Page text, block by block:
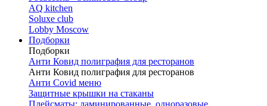
AQ kitchen
Soluxe club
Lobby Moscow
Подборки
Подборки
Анти Ковид полиграфия для ресторанов
Анти Ковид полиграфия для ресторанов
Анти Covid меню
Защитные крышки на стаканы
Плейсматы: ламинированные, одноразовые,